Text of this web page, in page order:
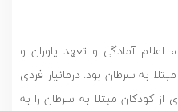
آمادگی و تعهد یاوران و
به سرطان بود. درمانیار فردی
کودکان مبتلا به سرطان را به